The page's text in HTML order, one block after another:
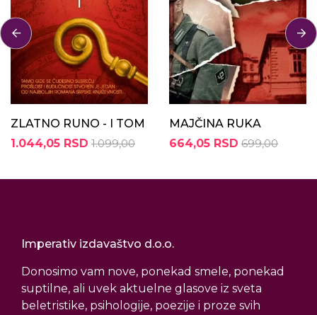
ZLATNO RUNO - I TOM
1.044,05 RSD 1.099,00
MAJČINA RUKA
664,05 RSD 699,00
Imperativ izdavaštvo d.o.o.
Donosimo vam nove, ponekad smele, ponekad
suptilne, ali uvek aktuelne glasove iz sveta
beletristike, psihologije, poezije i proze svih